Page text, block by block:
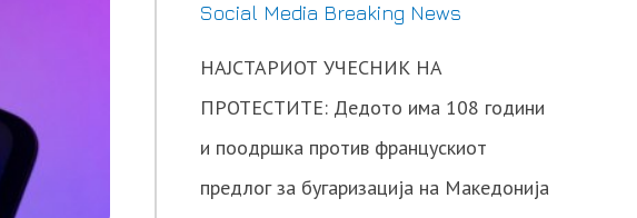
Social Media Breaking News
НАЈСТАРИОТ УЧЕСНИК НА
ПРОТЕСТИТЕ: Дедото има 108 години
и поодршка против францускиот
предлог за бугаризација на Македонија